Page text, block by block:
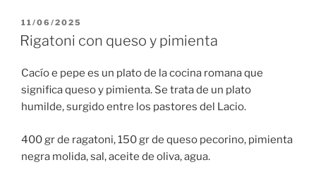
PUBLICADO
EL
11/06/2025
Rigatoni con queso y pimienta
Cacío e pepe es un plato de la cocina romana que
significa queso y pimienta. Se trata de un plato
humilde, surgido entre los pastores del Lacio.
400 gr de ragatoni, 150 gr de queso pecorino, pimienta
negra molida, sal, aceite de oliva, agua.